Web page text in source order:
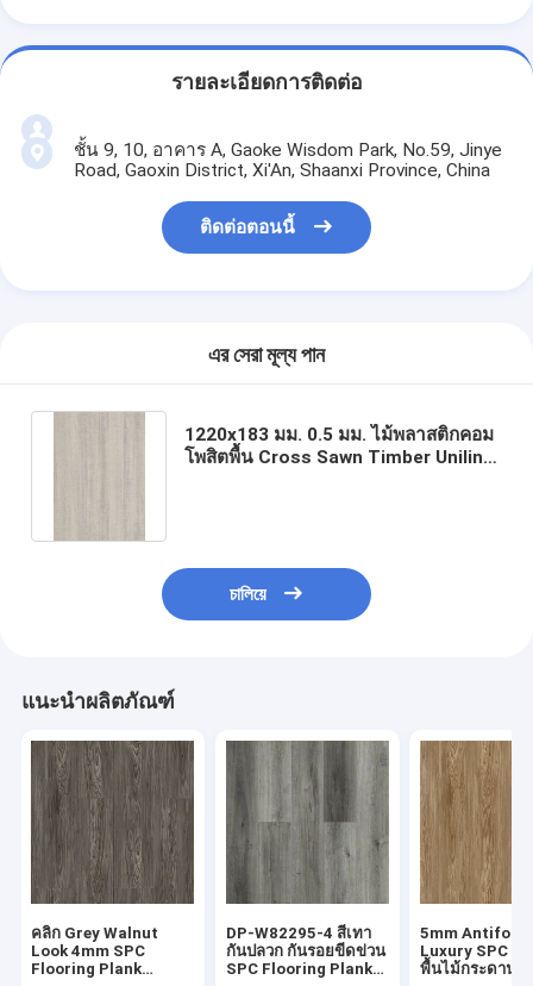
รายละเอียดการติดต่อ
ชั้น 9, 10, อาคาร A, Gaoke Wisdom Park, No.59, Jinye
Road, Gaoxin District, Xi'An, Shaanxi Province, China
ติดต่อตอนนี้
এর সেরা মূল্য পান
1220x183 มม. 0.5 มม. ไม้พลาสติกคอม
โพสิตพื้น Cross Sawn Timber Unilin
চালিয়ে
แนะนำผลิตภัณฑ์
คลิก Grey Walnut
Look 4mm SPC
Flooring Plank
DP-W82295-4 สีเทา
กันปลวก กันรอยขีดข่วน
SPC Flooring Plank
5mm
Luxury SPC
พื้นไม้กระดานว